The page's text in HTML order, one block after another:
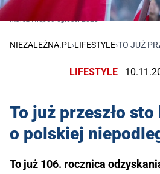
NIEZALEŻNA.PL ›LIFESTYLE›TO JUŻ
LIFESTYLE
To już przeszło
o polskiej
To już 106. rocznica